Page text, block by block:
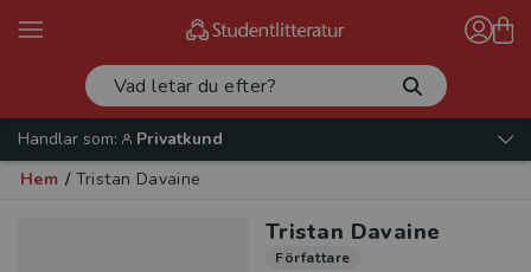
Handlar som:
Privatkund
Hem / Tristan Davaine
Tristan Davaine
Författare